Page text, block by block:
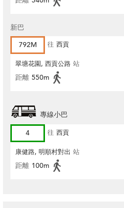
新巴
792M
往 西貢
翠塘花園, 西貢公路 站
距離 550m
專線小巴
4
往 西貢
康健路, 明順村對出 站
距離 100m